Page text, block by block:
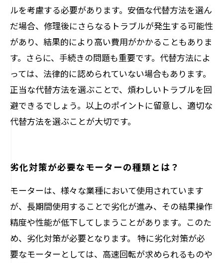
ルを考慮する必要があります。安価な代替方法を選ん
だ場合、修理後にさらなるトラブルが発生する可能性
があり、結果的により高い費用がかかることもありま
す。さらに、手続きの問題も重要です。代替方法によ
っては、法律的に認められていない場合もあります。
正当な代替方法を選ぶことで、煩わしいトラブルを回
避できるでしょう。以上のポイントに留意し、適切な
代替方法を選ぶことが大切です。
劣化対策が必要なモーターの種類とは？
モーターは、様々な業種において使用されています
が、長期間使用することで劣化が進み、その結果操作
精度や性能が低下してしまうことがあります。このた
め、劣化対策が必要となります。 特に劣化対策が必
要なモーターとしては、高速回転が求められるものや